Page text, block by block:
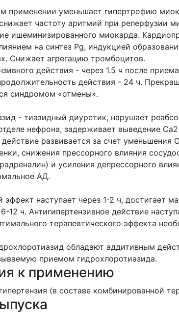
применении уменьшает гипертрофию
частоту аритмий при реперфузии
ишеминизированного миокарда.
на синтез Pg, индукцией
Cнижает агрегацию тромбоцитов.
действия - через 1.5 ч после
действия - 24 ч.
синдромом «отмены».
- тиазидный диуретик, нарушает
нефрона, задерживает выведение
действие развивается за счет уменьшения
снижения прессорного влияния
и усиления депрессорного
АД.
эффект наступает через 1-2 ч, достигает
12 ч. Антигипертензивное действие
терапевтического эффекта
обладают аддитивным
приемом гидрохлоротиазида.
к применению
(в составе комбинированной